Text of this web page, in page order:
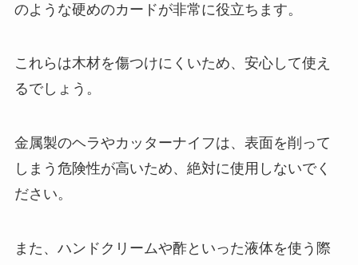
のような硬めのカードが非常に役立ちます。
これらは木材を傷つけにくいため、安心して使え
るでしょう。
金属製のヘラやカッターナイフは、表面を削って
しまう危険性が高いため、絶対に使用しないでく
ださい。
また、ハンドクリームや酢といった液体を使う際